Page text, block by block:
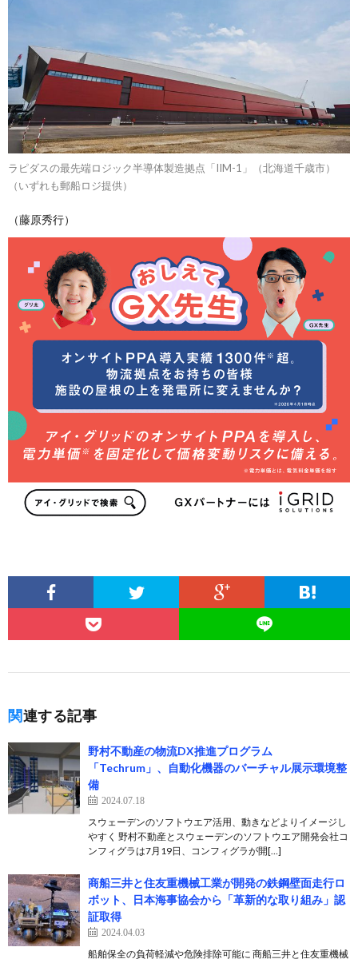
ラピダスの最先端ロジック半導体製造拠点「IIM-1」（北海道千歳市）
（いずれも郵船ロジ提供）
（藤原秀行）
関連する記事
野村不動産の物流DX推進プログラム
「Techrum」、自動化機器のバーチャル展示環境整
備
2024.07.18
スウェーデンのソフトウエア活用、動きなどよりイメージし
やすく 野村不動産とスウェーデンのソフトウエア開発会社コ
ンフィグラは7月19日、コンフィグラが開[…]
商船三井と住友重機械工業が開発の鉄鋼壁面走行ロ
ボット、日本海事協会から「革新的な取り組み」認
証取得
2024.04.03
船舶保全の負荷軽減や危険排除可能に 商船三井と住友重機械